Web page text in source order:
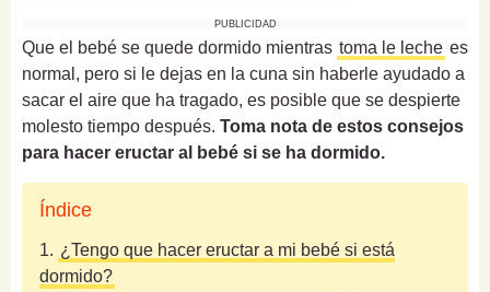
PUBLICIDAD
Que el bebé se quede dormido mientras toma le leche es
normal, pero si le dejas en la cuna sin haberle ayudado a
sacar el aire que ha tragado, es posible que se despierte
molesto tiempo después. Toma nota de estos consejos
para hacer eructar al bebé si se ha dormido.
Índice
1. ¿Tengo que hacer eructar a mi bebé si está
dormido?